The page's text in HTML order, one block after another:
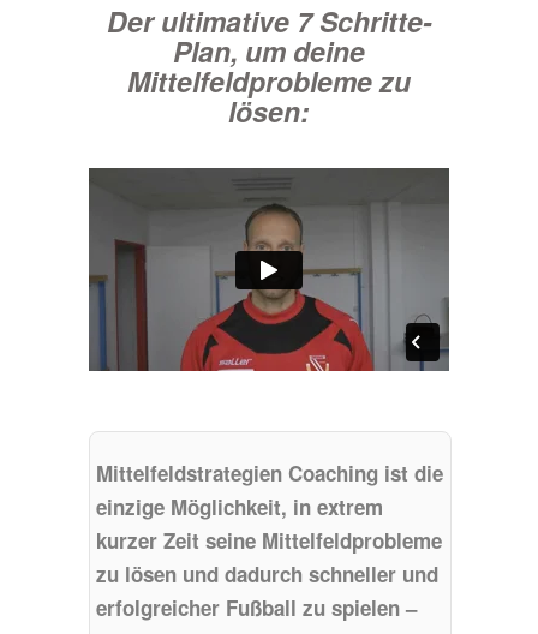
Der ultimative 7 Schritte-
Plan, um deine
Mittelfeldprobleme zu
lösen:
Mittelfeldstrategien Coaching ist die
einzige Möglichkeit, in extrem
kurzer Zeit seine Mittelfeldprobleme
zu lösen und dadurch schneller und
erfolgreicher Fußball zu spielen –